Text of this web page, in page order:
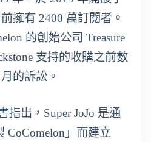
擁有 2400 萬訂閱者。
的創始公司 Treasure
支持的收購之前數
的訴訟。
指出，Super JoJo 是通
CoComelon」而建立